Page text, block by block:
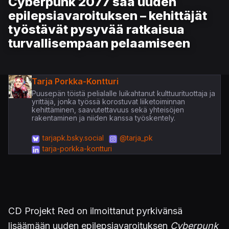
epilepsiavaroituksen – kehittäjät
työstävät pysyvää ratkaisua
turvallisempaan pelaamiseen
Tarja Porkka-Kontturi
Puusepän töistä pelialalle luikahtanut kulttuurituottaja ja
yrittäjä, jonka työssä korostuvat liiketoiminnan
kehittäminen, saavutettavuus sekä yhteisöjen
rakentaminen ja niiden kanssa työskentely.
tarjapk.bsky.social
@tarja_pk
tarja-porkka-kontturi
CD Projekt Red on ilmoittanut pyrkivänsä
lisäämään uuden epilepsiavaroituksen Cyberpunk